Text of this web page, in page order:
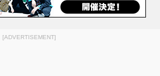
[ADVERTISEMENT]